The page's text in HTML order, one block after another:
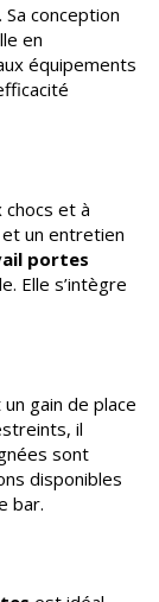
conception
en
équipements
et à
et un entretien
portes
Elle s’intègre
gain de place
il
sont
disponibles
bar.